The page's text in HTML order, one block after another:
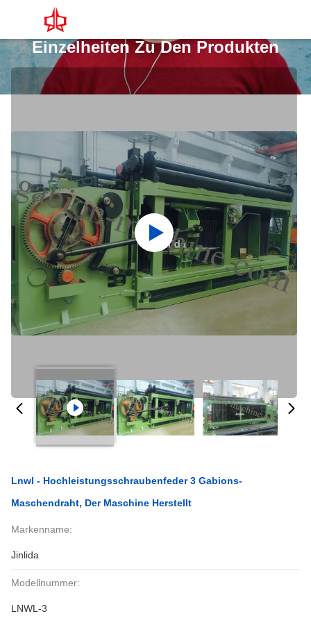
Einzelheiten Zu Den Produkten
Lnwl - Hochleistungsschraubenfeder 3 Gabions-
Maschendraht, Der Maschine Herstellt
Markenname:
Jinlida
Modellnummer:
LNWL-3